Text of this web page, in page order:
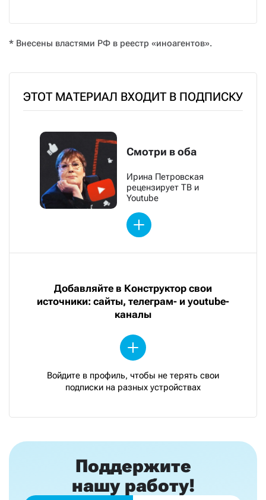
* Внесены властями РФ в реестр «иноагентов».
ЭТОТ МАТЕРИАЛ ВХОДИТ В ПОДПИСКУ
Смотри в оба
Ирина Петровская
рецензирует ТВ и
Youtube
Добавляйте в Конструктор свои
источники: сайты, телеграм- и youtube-
каналы
Войдите в профиль, чтобы не терять свои
подписки на разных устройствах
Поддержите
нашу работу!